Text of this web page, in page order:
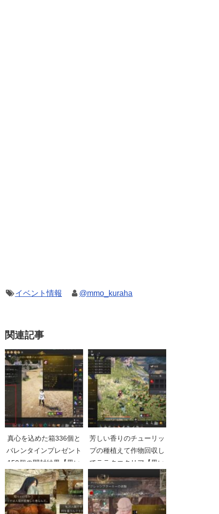
イベント情報 @mmo_kuraha
関連記事
真心を込めた箱336個と
バレンタインプレゼント
150個の開封結果【黒い
砂漠Part4722】
芳しい香りのチューリッ
プの種植えて作物回収し
てララクエクリア【黒い
砂漠Part4275】